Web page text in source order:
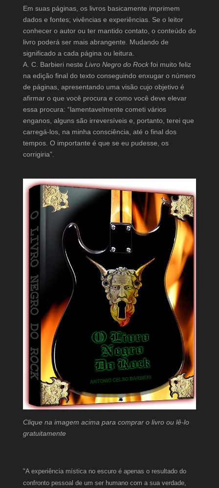
Em suas páginas, os livros basicamente imprimem
dados e fontes; vivências e experiências. Se o leitor
conhecer o autor ou ter mantido contato, o conteúdo do
livro poderá ser mais abrangente. Mudando de
significado a cada página ou leitura.
A. C. Barbieri neste Livro Negro do Rockfoi muito feliz
na edição final do texto conseguindo enxugar o número
de páginas, apresentando uma visão cujo objetivo é
afirmar o que você procura e como você deve elevar
essa procura: “lamentavelmente cometi vários
enganos, alguns são irreversíveis e, portanto, terei que
carregá-los, na minha consciência, até o final dos
tempos. O importante é que se eu pudesse, os
corrigiria”.
Clique na imagem acima para comprar o livro ou lê-lo
gratuitamente
"A experiência mística no escuro é apenas o resultado do
confronto pessoal de um ser humano com a sua verdade,